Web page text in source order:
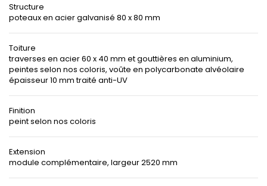
Structure
poteaux en acier galvanisé 80 x 80 mm
Toiture
traverses en acier 60 x 40 mm et gouttières en aluminium,
peintes selon nos coloris, voûte en polycarbonate alvéolaire
épaisseur 10 mm traité anti-UV
Finition
peint selon nos coloris
Extension
module complémentaire, largeur 2520 mm